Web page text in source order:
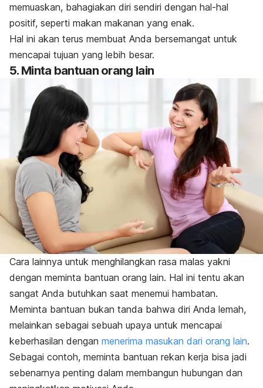
memuaskan, bahagiakan diri sendiri dengan hal-hal
positif, seperti makan makanan yang enak.
Hal ini akan terus membuat Anda bersemangat untuk
mencapai tujuan yang lebih besar.
5. Minta bantuan orang lain
Cara lainnya untuk menghilangkan rasa malas yakni
dengan meminta bantuan orang lain. Hal ini tentu akan
sangat Anda butuhkan saat menemui hambatan.
Meminta bantuan bukan tanda bahwa diri Anda lemah,
melainkan sebagai sebuah upaya untuk mencapai
keberhasilan dengan menerima masukan dari orang lain.
Sebagai contoh, meminta bantuan rekan kerja bisa jadi
sebenarnya penting dalam membangun hubungan dan